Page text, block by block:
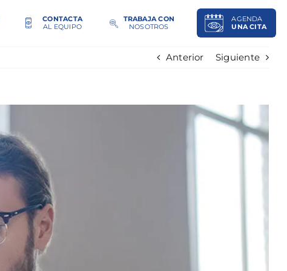
CONTACTA
AL EQUIPO
TRABAJA CON
NOSOTROS
AGENDA
UNA CITA
Anterior Siguiente